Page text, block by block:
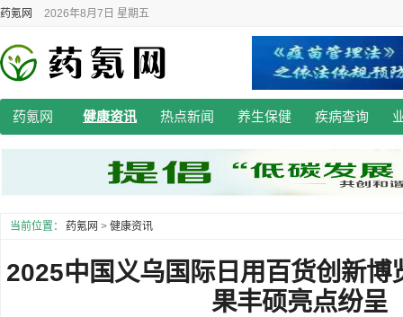
药氪网 2026年8月7日 星期五
药氪网 健康资讯 热点新闻 养生保健 疾病查询
当前位置： 药氪网 > 健康资讯
2025中国义乌国际日用百货创新博
果丰硕亮点纷呈